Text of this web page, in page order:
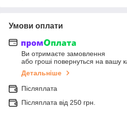
Умови оплати
Ви отримаєте замовлення
або гроші повернуться на вашу
Детальніше
Післяплата
Післяплата від 250 грн.